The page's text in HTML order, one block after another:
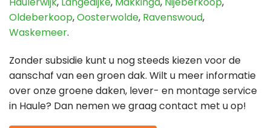
Oldeberkoop,Oosterwolde, Ravenswoud,
Waskemeer.
Zonder subsidie kunt u nog steeds kiezen voor de
aanschaf van een groen dak. Wilt u meer informatie
over onze groene daken, lever- en montage service
in Haule? Dan nemen we graag contact met u op!